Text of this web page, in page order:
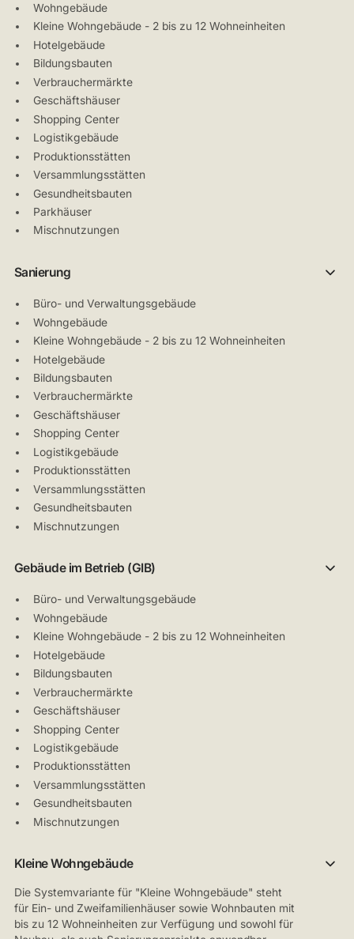
Wohngebäude
Kleine Wohngebäude - 2 bis zu 12 Wohneinheiten
Hotelgebäude
Bildungsbauten
Verbrauchermärkte
Geschäftshäuser
Shopping Center
Logistikgebäude
Produktionsstätten
Versammlungsstätten
Gesundheitsbauten
Parkhäuser
Mischnutzungen
Sanierung
Büro- und Verwaltungsgebäude
Wohngebäude
Kleine Wohngebäude - 2 bis zu 12 Wohneinheiten
Hotelgebäude
Bildungsbauten
Verbrauchermärkte
Geschäftshäuser
Shopping Center
Logistikgebäude
Produktionsstätten
Versammlungsstätten
Gesundheitsbauten
Mischnutzungen
Gebäude im Betrieb (GIB)
Büro- und Verwaltungsgebäude
Wohngebäude
Kleine Wohngebäude - 2 bis zu 12 Wohneinheiten
Hotelgebäude
Bildungsbauten
Verbrauchermärkte
Geschäftshäuser
Shopping Center
Logistikgebäude
Produktionsstätten
Versammlungsstätten
Gesundheitsbauten
Mischnutzungen
Kleine Wohngebäude
Die Systemvariante für "Kleine Wohngebäude" steht
für Ein- und Zweifamilienhäuser sowie Wohnbauten mit
bis zu 12 Wohneinheiten zur Verfügung und sowohl für